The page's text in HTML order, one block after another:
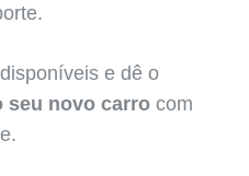
e dê o
seu novo carro com